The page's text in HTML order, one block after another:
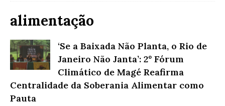
alimentação
‘Se a Baixada Não Planta, o Rio de
Janeiro Não Janta’: 2º Fórum
Climático de Magé Reafirma
Centralidade da Soberania Alimentar como
Pauta